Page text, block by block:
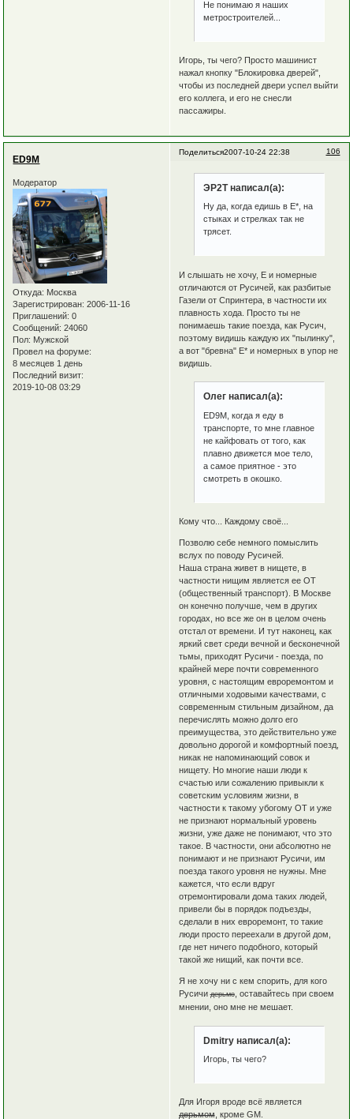
Не понимаю я наших
метростроителей...
Игорь, ты чего? Просто машинист
нажал кнопку "Блокировка дверей",
чтобы из последней двери успел выйти
его коллега, и его не снесли
пассажиры.
Поделиться 106
2007-10-24 22:38
ED9M
Модератор
Откуда: Москва
Зарегистрирован: 2006-11-16
Приглашений: 0
Сообщений: 24060
Пол: Мужской
Провел на форуме:
8 месяцев 1 день
Последний визит:
2019-10-08 03:29
ЭР2Т написал(а):
Ну да, когда едишь в Е*, на
стыках и стрелках так не
трясет.
И слышать не хочу, Е и номерные
отличаются от Русичей, как разбитые
Газели от Спринтера, в частности их
плавность хода. Просто ты не
понимаешь такие поезда, как Русич,
поэтому видишь каждую их "пылинку",
а вот "бревна" Е* и номерных в упор не
видишь.
Олег написал(а):
ED9M, когда я еду в
транспорте, то мне главное
не кайфовать от того, как
плавно движется мое тело,
а самое приятное - это
смотреть в окошко.
Кому что... Каждому своё...
Позволю себе немного помыслить
вслух по поводу Русичей.
Наша страна живет в нищете, в
частности нищим является ее ОТ
(общественный транспорт). В Москве
он конечно получше, чем в других
городах, но все же он в целом очень
отстал от времени. И тут наконец, как
яркий свет среди вечной и бесконечной
тьмы, приходят Русичи - поезда, по
крайней мере почти современного
уровня, с настоящим евроремонтом и
отличными ходовыми качествами, с
современным стильным дизайном, да
перечислять можно долго его
преимущества, это действительно уже
довольно дорогой и комфортный поезд,
никак не напоминающий совок и
нищету. Но многие наши люди к
счастью или сожалению привыкли к
советским условиям жизни, в
частности к такому убогому ОТ и уже
не признают нормальный уровень
жизни, уже даже не понимают, что это
такое. В частности, они абсолютно не
понимают и не признают Русичи, им
поезда такого уровня не нужны. Мне
кажется, что если вдруг
отремонтировали дома таких людей,
привели бы в порядок подъезды,
сделали в них евроремонт, то такие
люди просто переехали в другой дом,
где нет ничего подобного, который
такой же нищий, как почти все.
Я не хочу ни с кем спорить, для кого
Русичидерьмо, оставайтесь при своем
мнении, оно мне не мешает.
Dmitry написал(а):
Игорь, ты чего?
Для Игоря вроде всё является
дерьмом, кроме GM.